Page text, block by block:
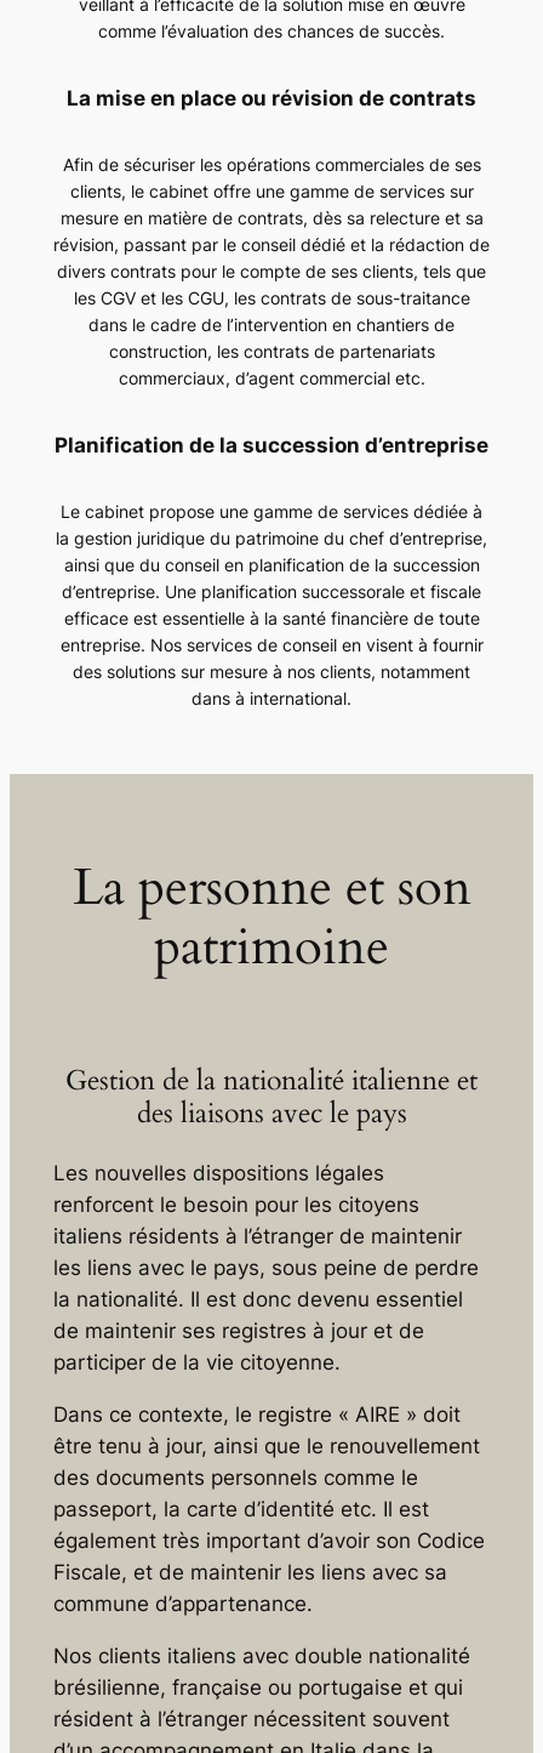
comme l’évaluation des chances de succès.
La mise en place ou révision de contrats
Afin de sécuriser les opérations commerciales de ses
clients, le cabinet offre une gamme de services sur
mesure en matière de contrats, dès sa relecture et sa
révision, passant par le conseil dédié et la rédaction de
divers contrats pour le compte de ses clients, tels que
les CGV et les CGU, les contrats de sous-traitance
dans le cadre de l’intervention en chantiers de
construction, les contrats de partenariats
commerciaux, d’agent commercial etc.
Planification de la succession d’entreprise
Le cabinet propose une gamme de services dédiée à
la gestion juridique du patrimoine du chef d’entreprise,
ainsi que du conseil en planification de la succession
d’entreprise. Une planification successorale et fiscale
efficace est essentielle à la santé financière de toute
entreprise. Nos services de conseil en visent à fournir
des solutions sur mesure à nos clients, notamment
dans à international.
La personne et son
patrimoine
Gestion de la nationalité italienne et
des liaisons avec le pays
Les nouvelles dispositions légales
renforcent le besoin pour les citoyens
italiens résidents à l’étranger de maintenir
les liens avec le pays, sous peine de perdre
la nationalité. Il est donc devenu essentiel
de maintenir ses registres à jour et de
participer de la vie citoyenne.
Dans ce contexte, le registre « AIRE » doit
être tenu à jour, ainsi que le renouvellement
des documents personnels comme le
passeport, la carte d’identité etc. Il est
également très important d’avoir son Codice
Fiscale, et de maintenir les liens avec sa
commune d’appartenance.
Nos clients italiens avec double nationalité
brésilienne, française ou portugaise et qui
résident à l’étranger nécessitent souvent